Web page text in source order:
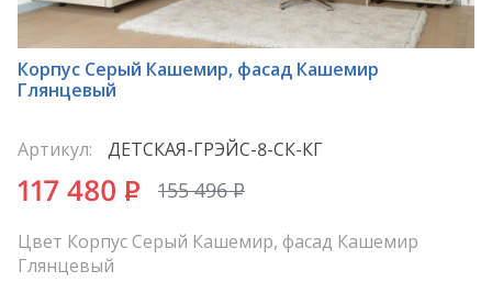
*
Корпус Серый Кашемир, фасад Кашемир
Глянцевый
Артикул: ДЕТСКАЯ-ГРЭЙС-8-СК-КГ
117 480 P 155 496P
Цвет Корпус Серый Кашемир, фасад Кашемир
Глянцевый